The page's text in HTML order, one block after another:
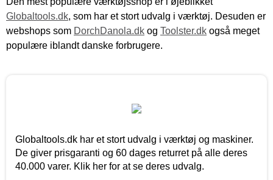
Globaltools.dk, som har et stort udvalg i værktøj. Desuden er
webshops som DorchDanola.dk og Toolster.dk også meget
populære iblandt danske forbrugere.
Globaltools.dk har et stort udvalg i værktøj og maskiner.
De giver prisgaranti og 60 dages returret på alle deres
40.000 varer. Klik her for at se deres udvalg.